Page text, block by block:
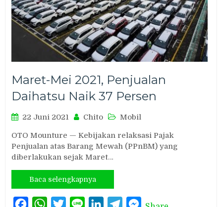
Maret-Mei 2021, Penjualan
Daihatsu Naik 37 Persen
22 Juni 2021 Chito Mobil
OTO Mounture — Kebijakan relaksasi Pajak
Penjualan atas Barang Mewah (PPnBM) yang
diberlakukan sejak Maret…
Baca selengkapnya
FacebookWhatsAppTwitterLine LinkedInTelegramMessenger